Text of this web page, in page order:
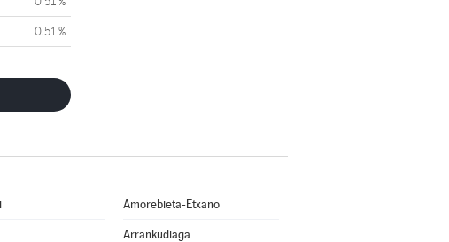
0,51 %
Amorebieta-Etxano
Arrankudiaga